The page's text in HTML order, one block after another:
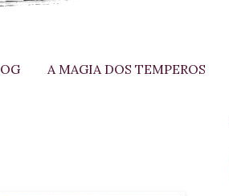
A MAGIA DOS TEMPEROS